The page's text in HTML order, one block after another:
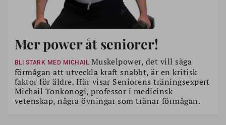
Mer power åt seniorer!
BLI STARK MED MICHAILMuskelpower, det vill säga
förmågan att utveckla kraft snabbt, är en kritisk
faktor för äldre. Här visar Seniorens träningsexpert
Michail Tonkonogi, professor i medicinsk
vetenskap, några övningar som tränar förmågan.